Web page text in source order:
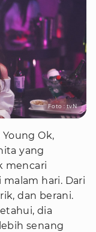
Foto : tvN
Ok,
yang
mencari
hari. Dari
dan berani.
dia
senang